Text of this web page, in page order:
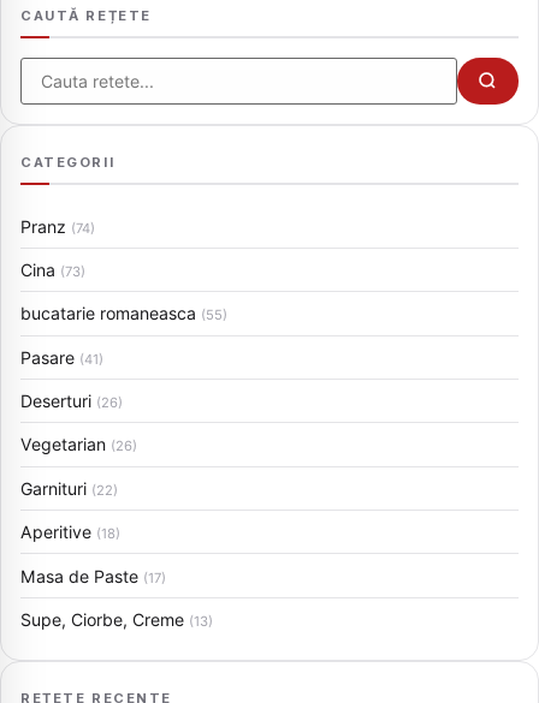
CAUTĂ REȚETE
Cauta
CATEGORII
Pranz (74)
Cina (73)
bucatarie romaneasca (55)
Pasare (41)
Deserturi (26)
Vegetarian (26)
Garnituri (22)
Aperitive (18)
Masa de Paste (17)
Supe, Ciorbe, Creme (13)
REȚETE RECENTE